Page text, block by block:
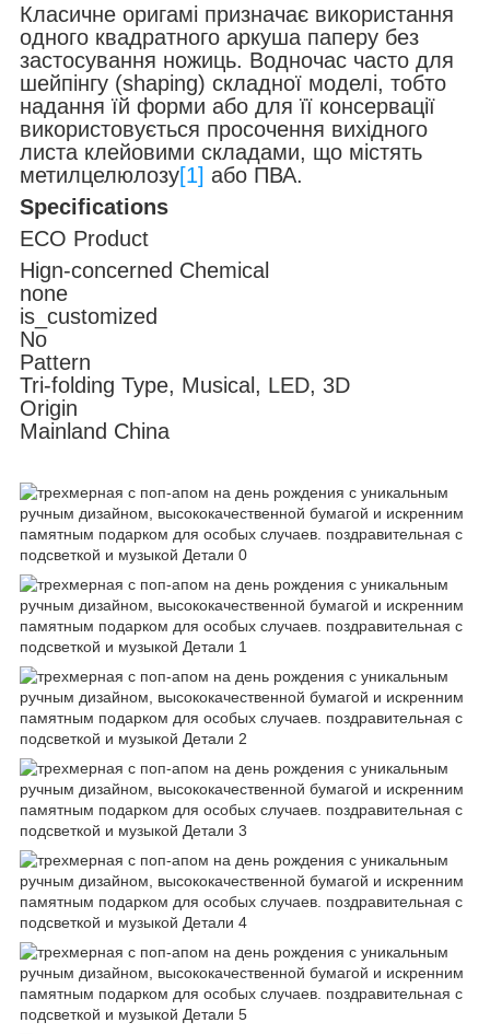
Класичне оригамі призначає використання
одного квадратного аркуша паперу без
застосування ножиць. Водночас часто для
шейпінгу (shaping) складної моделі, тобто
надання їй форми або для її консервації
використовується просочення вихідного
листа клейовими складами, що містять
метилцелюлозу[1] або ПВА.
Specifications
ECO Product
Hign-concerned Chemical
none
is_customized
No
Pattern
Tri-folding Type, Musical, LED, 3D
Origin
Mainland China